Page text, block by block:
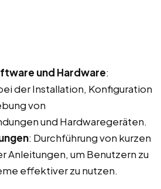
und Hardware:
der Installation, Konfiguration
von
und Hardwaregeräten.
: Durchführung von kurzen
Anleitungen, um Benutzern zu
effektiver zu nutzen.